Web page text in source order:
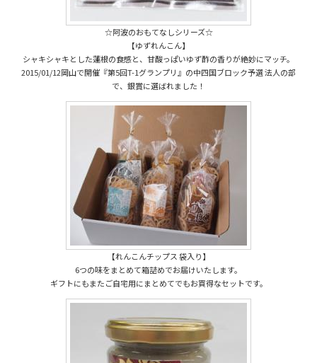
☆阿波のおもてなしシリーズ☆
【ゆずれんこん】
シャキシャキとした蓮根の食感と、甘酸っぱいゆず酢の香りが絶妙にマッチ。
2015/01/12岡山で開催『第5回T-1グランプリ』の中四国ブロック予選 法人の部
で、銀賞に選ばれました！
【れんこんチップス 袋入り】
6つの味をまとめて箱詰めでお届けいたします。
ギフトにもまたご自宅用にまとめてでもお買得なセットです。